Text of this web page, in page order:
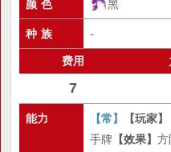
颜 色 黑
种 族 -
费用
7
能力 【常】 【玩家】
手牌 【效果】 方